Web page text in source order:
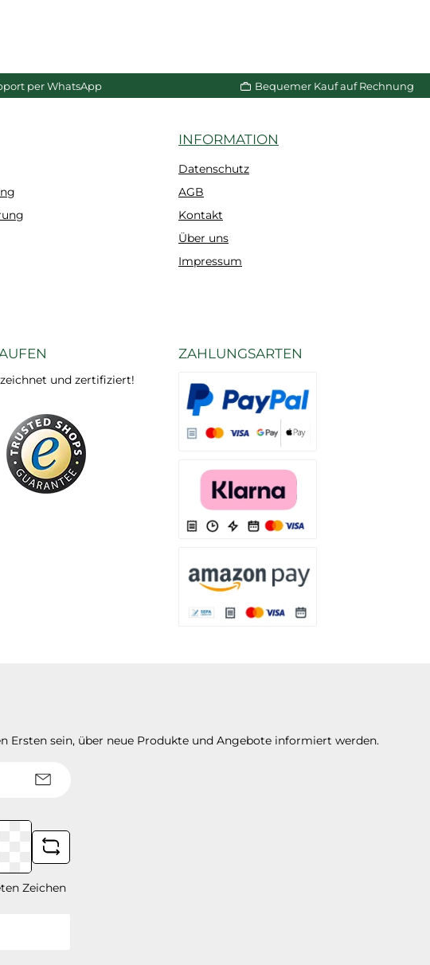
per WhatsApp Bequemer Kauf auf Rechnung
INFORMATION
Datenschutz
AGB
Kontakt
Über uns
Impressum
und zertifiziert!
ZAHLUNGSARTEN
Ersten sein, über neue Produkte und Angebote informiert werden.
Zeichen